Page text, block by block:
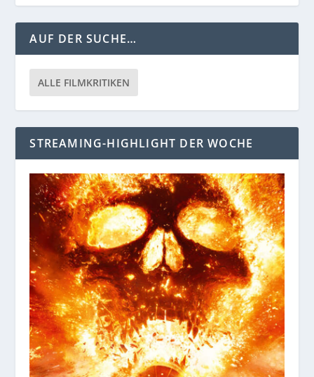
AUF DER SUCHE…
ALLE FILMKRITIKEN
STREAMING-HIGHLIGHT DER WOCHE